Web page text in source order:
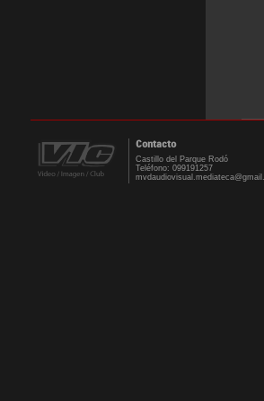
Contacto
Castillo del Parque Rodó
Teléfono: 099191257